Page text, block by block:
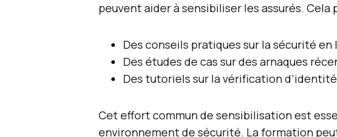
peuvent aider à sensibiliser les assurés. Cela
Des conseils pratiques sur la sécurité en
Des études de cas sur des arnaques
Des tutoriels sur la vérification
Cet effort commun de sensibilisation est
environnement de sécurité. La formation